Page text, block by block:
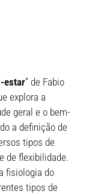
estar” de Fabio
explora a
geral e o bem-
a definição de
tipos de
de flexibilidade.
fisiologia do
tipos de